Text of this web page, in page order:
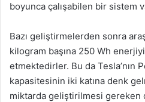
boyunca çalışabilen bir sistem
Bazı geliştirmelerden sonra
kilogram başına 250 Wh
etmektedirler. Bu da Tesla’nın
kapasitesinin iki katına denk
miktarda geliştirilmesi gereken